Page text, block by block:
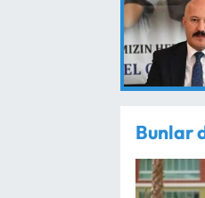
Bunlar